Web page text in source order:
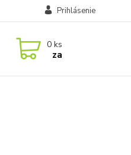
Prihlásenie
0 ks
za